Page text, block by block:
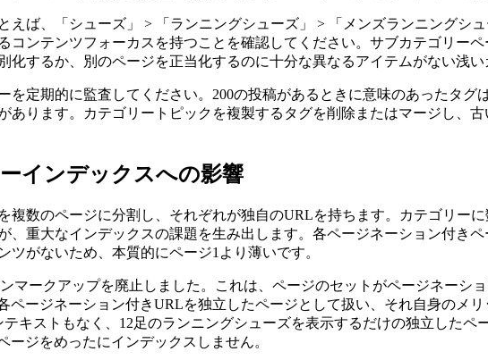
えば、「シューズ」 > 「ランニングシューズ」 > 「メンズランニングシ
コンテンツフォーカスを持つことを確認してください。サブカテゴリー
化するか、別のページを正当化するのに十分な異なるアイテムがない浅い
を定期的に監査してください。200の投稿があるときに意味のあったタ
あります。カテゴリートピックを複製するタグを削除またはマージし、
インデックスへの影響
複数のページに分割し、それぞれが独自のURLを持ちます。カテゴリー
、重大なインデックスの課題を生み出します。各ページネーション付き
がないため、本質的にページ1より薄いです。
ンマークアップを廃止しました。これは、ページのセットがページネーシ
ページネーション付きURLを独立したページとして扱い、それ自身のメ
キストもなく、12足のランニングシューズを表示するだけの独立したペ
ージをめったにインデックスしません。